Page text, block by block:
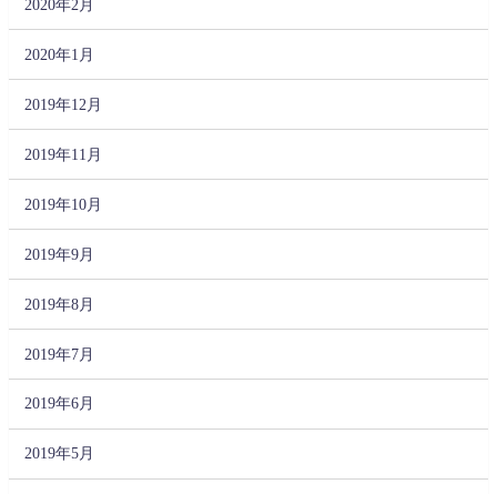
2020年2月
2020年1月
2019年12月
2019年11月
2019年10月
2019年9月
2019年8月
2019年7月
2019年6月
2019年5月